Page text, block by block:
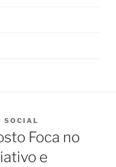
SOCIAL
Foca no
e